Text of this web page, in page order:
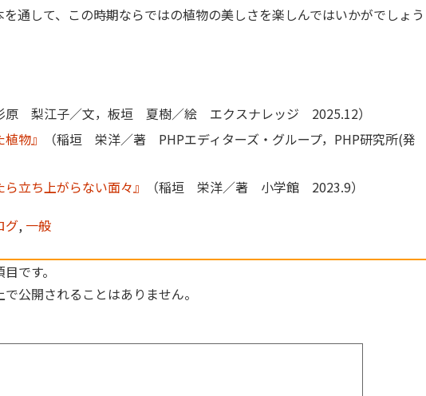
通して、この時期ならではの植物の美しさを楽しんではいかがでしょう
原 梨江子／文，板垣 夏樹／絵 エクスナレッジ 2025.12）
物』
（稲垣 栄洋／著 PHPエディターズ・グループ，PHP研究所(発
立ち上がらない面々』
（稲垣 栄洋／著 小学館 2023.9）
グ, 一般
です。
公開されることはありません。